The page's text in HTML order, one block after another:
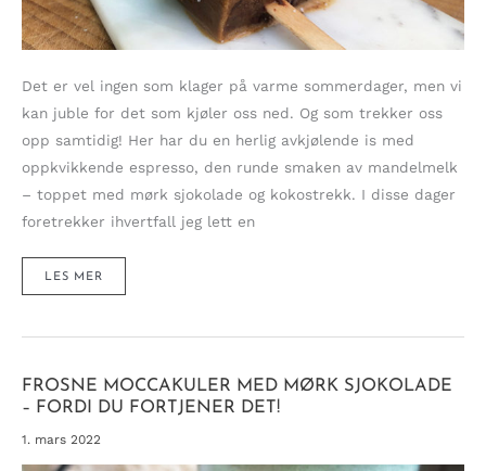
Det er vel ingen som klager på varme sommerdager, men vi
kan juble for det som kjøler oss ned. Og som trekker oss
opp samtidig! Her har du en herlig avkjølende is med
oppkvikkende espresso, den runde smaken av mandelmelk
– toppet med mørk sjokolade og kokostrekk. I disse dager
foretrekker ihvertfall jeg lett en
FORFRISKENDE
IS
OG
LES MER
FROSNE MOCCAKULER MED MØRK SJOKOLADE
– FORDI DU FORTJENER DET!
1. mars 2022